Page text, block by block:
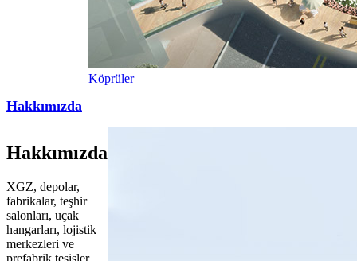
Köprüler
Hakkımızda
Hakkımızda
XGZ, depolar,
fabrikalar, teşhir
salonları, uçak
hangarları, lojistik
merkezleri ve
prefabrik tesisler